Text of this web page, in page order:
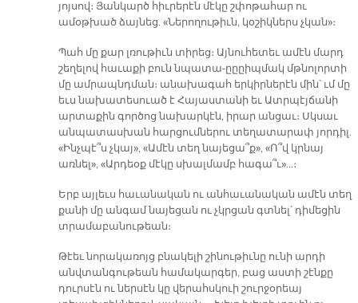
յոյսով։ Յանկարծ հիւրերէն մէկը շփոթահար ու
ամօթխած ձայնեց. «Ներողութիւն, կօշիկներս չկան»։
Պահ մը քար լռութիւն տիրեց։ Այնուհետեւ ամէն մարդ
շեղելով հաւաքի բուն նպատա-ըըըիպմակ մթնոլորտի
մը ամրապնդման։ անախագահ երկիրներէն մին՝ ւմ մը
եւս նախատեսուած է Հայաստանի եւ Ատրպէյճանի
արտաքին գործոց նախարկէն, իրար անցաւ։ Սկսաւ
անպատասխան հարցումներու տեղատարափ յորդիլ.
«Ինչպէ՞ս չկայ», «Ամէն տեղ նայեցա՞ք», «Ո՞վ կրնայ
առնել», «Արդեօք մէկը սխալմամբ հագա՞ւ»…։
Երբ այլեւս հաւանական ու անհաւանական ամէն տեղ
քանի մը անգամ նայեցան ու չկրցան գտնել՝ դիմեցին
տրամաբանութեան։
Թէեւ նորակառոյց բնակելի շինութիւնը ունի արդի
անվտանգութեան համակարգեր, բաց աստի շէնքը
դուրսէն ու ներսէն կը վերահսկուի շուրջօրեայ